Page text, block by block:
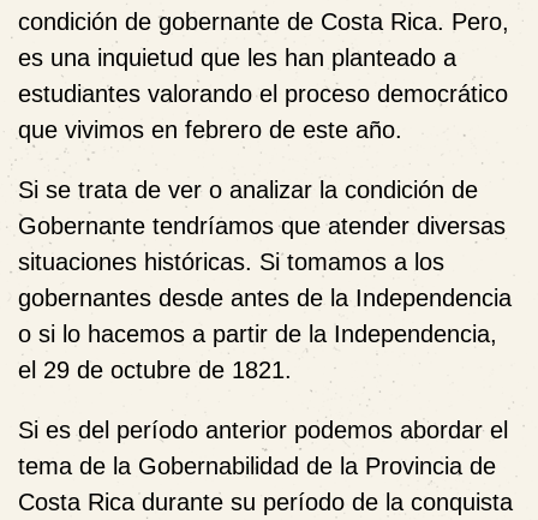
condición de gobernante de Costa Rica. Pero,
es una inquietud que les han planteado a
estudiantes valorando el proceso democrático
que vivimos en febrero de este año.
Si se trata de ver o analizar la condición de
Gobernante tendríamos que atender diversas
situaciones históricas. Si tomamos a los
gobernantes desde antes de la Independencia
o si lo hacemos a partir de la Independencia,
el 29 de octubre de 1821.
Si es del período anterior podemos abordar el
tema de la Gobernabilidad de la Provincia de
Costa Rica durante su período de la conquista